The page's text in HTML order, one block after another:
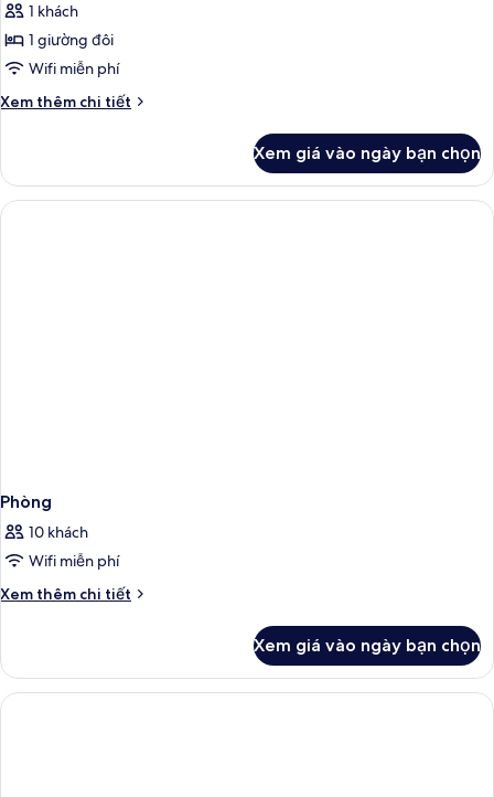
Phòng
đơn,
ban
1 khách
1 giường đôi
Wifi miễn phí
Xem thêm chi tiết
Chi
Phòng
đơn,
ban
Xem giá vào ngày bạn chọn
Phòng
10 khách
Wifi miễn phí
Xem thêm chi tiết
Chi
Phòng
Xem giá vào ngày bạn chọn